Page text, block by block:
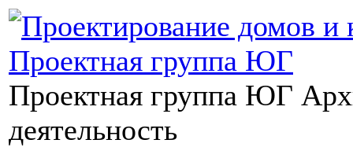
Проектная группа ЮГ
деятельность